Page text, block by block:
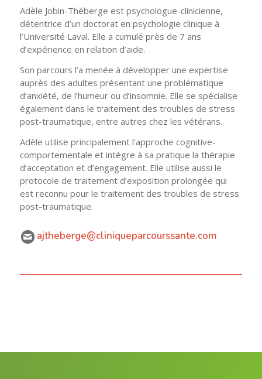
Adèle Jobin-Théberge est psychologue-clinicienne,
détentrice d’un doctorat en psychologie clinique à
l’Université Laval. Elle a cumulé près de 7 ans
d’expérience en relation d’aide.
Son parcours l’a menée à développer une expertise
auprès des adultes présentant une problématique
d’anxiété, de l’humeur ou d’insomnie. Elle se spécialise
également dans le traitement des troubles de stress
post-traumatique, entre autres chez les vétérans.
Adèle utilise principalement l’approche cognitive-
comportementale et intègre à sa pratique la thérapie
d’acceptation et d’engagement. Elle utilise aussi le
protocole de traitement d’exposition prolongée qui
est reconnu pour le traitement des troubles de stress
post-traumatique.
ajtheberge@cliniqueparcourssante.com